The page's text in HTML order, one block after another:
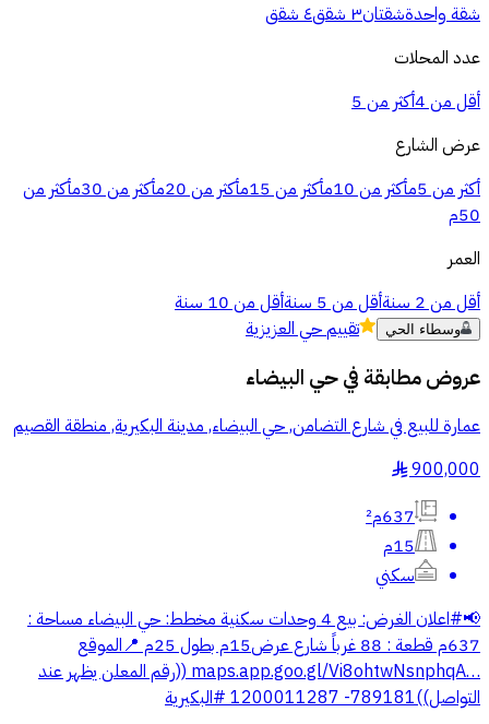
شقة واحدةشقتان٣ شقق
٤ شقق
عدد المحلات
أقل من 4 أكثر من 5
عرض الشارع
أكثر من 5م
أكثر من 10م أكثر من 15م أكثر من 20م أكثر من 30م
أكثر من
50م
العمر
أقل من 2 سنة
أقل من 5 سنة أقل من 10 سنة
وسطاء الحي تقييمحي العزيزية
عروض مطابقة فيحي البيضاء
عمارة للبيع في شارع التضامن, حي البيضاء, مدينة البكيرية, منطقة القصيم
900,000
§
637م²
15م
سكني
📢⁧‫#اعلان‬⁩ ‏الغرض: بيع 4 وحدات سكنية ‏مخطط: حي البيضاء ‏مساحة :
637م ‏قطعة : 88 ‏غرباً شارع عرض15م بطول 25م ‏📍الموقع
‏⁦‪maps.app.goo.gl/Vi8ohtwNsnphqA…‬⁩ ‏((رقم المعلن يظهر عند
التواصل))789181- 1200011287 ‏⁧‫#البكيرية‬⁩